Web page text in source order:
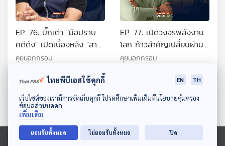
ดาวน์โหลด Thai PBS Podcast Application
EP. 76: บิ๊กเต่า "มือปราบ
คดีดัง" เปิดเบื้องหลัง "สาง
ปมร้อน"
คุยนอกกรอบ
EP. 77: เปิดวงจรพลังงาน
โลก ก้าวสำคัญเปลี่ยนผ่าน
พลังงานไทย
คุยนอกกรอบ
ตอนที่เกี่ยวข้อง
ไทยพีบีเอสใช้คุกกี้ EN TH
เว็บไซต์ของเรามีการจัดเก็บคุกกี้ โปรดศึกษาเพิ่มเติมที่นโยบายคุ้มครอง
ข้อมูลส่วนบุคคล
เพิ่มเติม
ยอมรับทั้งหมด ไม่ยอมรับทั้งหมด ปิด